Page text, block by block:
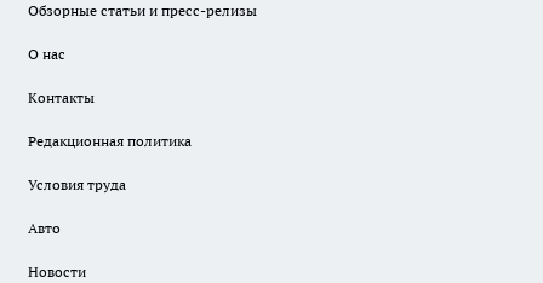
Обзорные статьи и пресс-релизы
О нас
Контакты
Редакционная политика
Условия труда
Авто
Новости